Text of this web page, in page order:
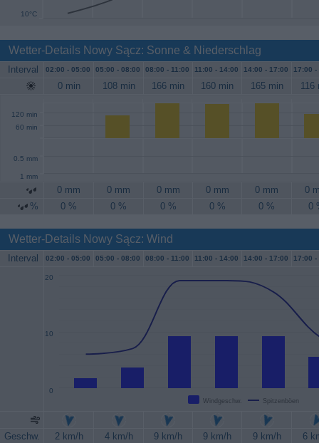
10°C
Wetter-Details Nowy Sącz: Sonne & Niederschlag
Interval 02:00 - 05:00 05:00 - 08:00 08:00 - 11:00 11:00 - 14:00 14:00 - 17:00 17:00 -
0 min 108 min 166 min 160 min 165 min 116
60 min
120 min
0.5 mm
1 mm
0 mm 0 mm 0 mm 0 mm 0 mm
0
%
0 % 0 % 0 % 0 % 0 % 0
Wetter-Details Nowy Sącz: Wind
Interval 02:00 - 05:00 05:00 - 08:00 08:00 - 11:00 11:00 - 14:00 14:00 - 17:00 17:00 -
Windgeschw. Spitzenböen
0
10
20
Geschw. 2 km/h 4 km/h 9 km/h 9 km/h 9 km/h
6